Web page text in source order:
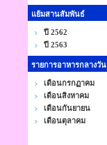
แย้มสานสัมพันธ์
ปี 2562
ปี 2563
รายการอาหารกลางวัน
เดือนกรกฏาคม
เดือนสิงหาคม
เดือนกันยายน
เดือนตุลาคม